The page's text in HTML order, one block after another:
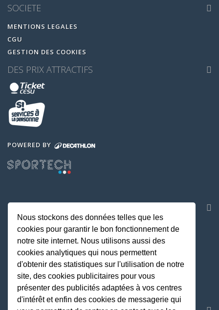
SOCIETE
MENTIONS LEGALES
CGU
GESTION DES COOKIES
DES PRIX ATTRACTIFS
POWERED BY
Nous stockons des données telles que les
cookies pour garantir le bon fonctionnement de
notre site internet. Nous utilisons aussi des
cookies analytiques qui nous permettent
d'obtenir des statistiques sur l'utilisation de notre
site, des cookies publicitaires pour vous
présenter des publicités adaptées à vos centres
d'intérêt et enfin des cookies de messagerie qui